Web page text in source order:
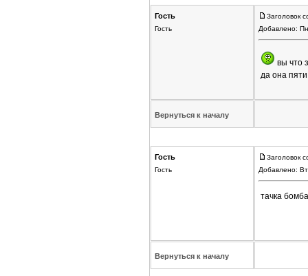
Гость
Гость
Заголовок
Добавлено:
вы что
да она
Вернуться к началу
Гость
Гость
Заголовок
Добавлено:
тачка
Вернуться к началу